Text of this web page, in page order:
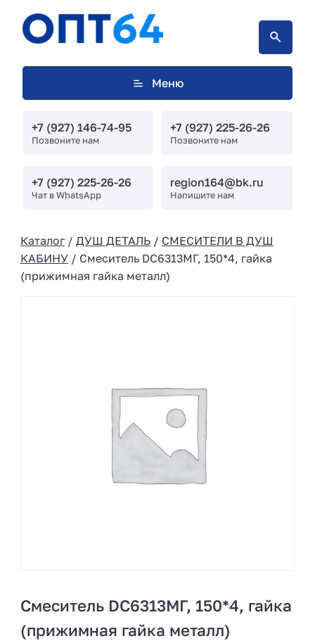
Меню
+7 (927) 146-74-95
Позвоните нам
+7 (927) 225-26-26
Позвоните нам
+7 (927) 225-26-26
Чат в WhatsApp
region164@bk.ru
Напишите нам
Каталог/ ДУШ ДЕТАЛЬ/ СМЕСИТЕЛИ В ДУШ
КАБИНУ / Смеситель DC6313МГ, 150*4, гайка
(прижимная гайка металл)
Смеситель DC6313МГ, 150*4, гайка
(прижимная гайка металл)